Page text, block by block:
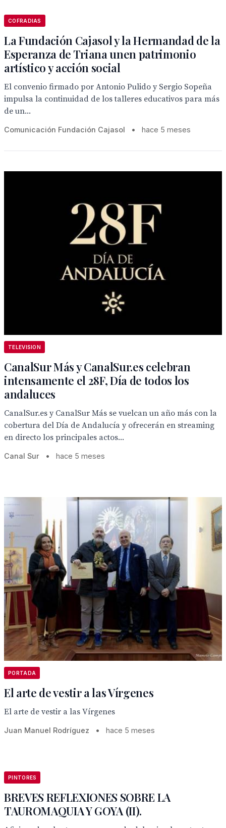
COFRADIAS
La Fundación Cajasol y la Hermandad de la
Esperanza de Triana unen patrimonio
artístico y acción social
El convenio firmado por Antonio Pulido y Sergio Sopeña
impulsa la continuidad de los talleres educativos para más
de un...
Comunicación Fundación Cajasol • hace 5 meses
TELEVISION
CanalSur Más y CanalSur.es celebran
intensamente el 28F, Día de todos los
andaluces
CanalSur.es y CanalSur Más se vuelcan un año más con la
cobertura del Día de Andalucía y ofrecerán en streaming
en directo los principales actos...
Canal Sur • hace 5 meses
PORTADA
El arte de vestir a las Vírgenes
El arte de vestir a las Vírgenes
Juan Manuel Rodríguez • hace 5 meses
PINTORES
BREVES REFLEXIONES SOBRE LA
TAUROMAQUIA Y GOYA (II).